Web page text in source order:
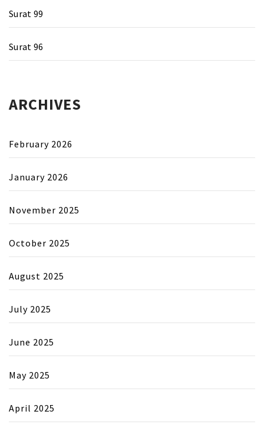
Surat 99
Surat 96
ARCHIVES
February 2026
January 2026
November 2025
October 2025
August 2025
July 2025
June 2025
May 2025
April 2025